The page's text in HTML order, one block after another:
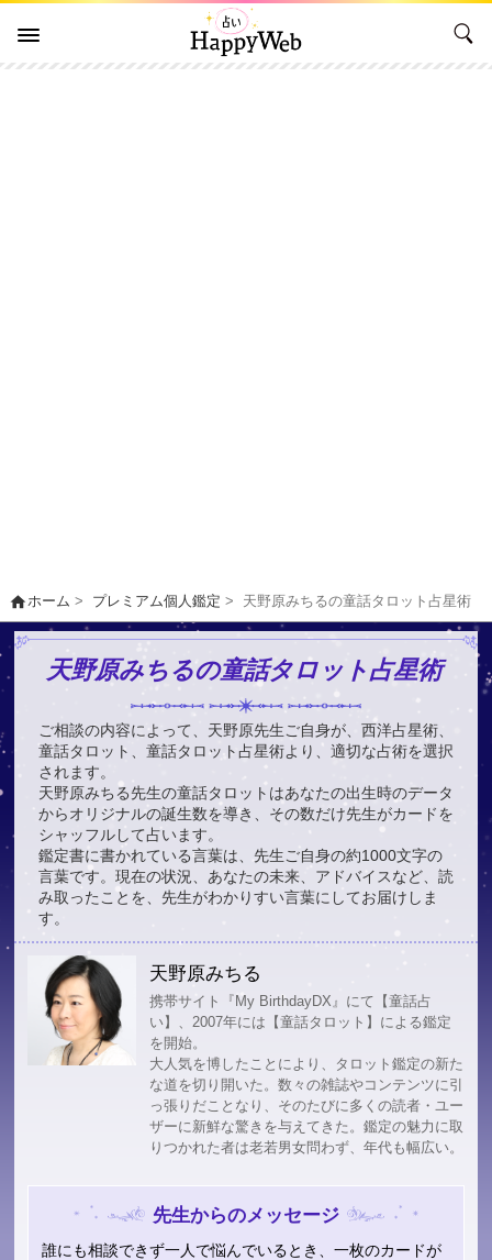
homeホーム > プレミアム個人鑑定 > 天野原みちるの童話タロット占星術
天野原みちるの童話タロット占星術
ご相談の内容によって、天野原先生ご自身が、西洋占星術、
童話タロット、童話タロット占星術より、適切な占術を選択
されます。
天野原みちる先生の童話タロットはあなたの出生時のデータ
からオリジナルの誕生数を導き、その数だけ先生がカードを
シャッフルして占います。
鑑定書に書かれている言葉は、先生ご自身の約1000文字の
言葉です。現在の状況、あなたの未来、アドバイスなど、読
み取ったことを、先生がわかりすい言葉にしてお届けしま
す。
天野原みちる
携帯サイト『My BirthdayDX』にて【童話占
い】、2007年には【童話タロット】による鑑定
を開始。
大人気を博したことにより、タロット鑑定の新た
な道を切り開いた。数々の雑誌やコンテンツに引
っ張りだことなり、そのたびに多くの読者・ユー
ザーに新鮮な驚きを与えてきた。鑑定の魅力に取
りつかれた者は老若男女問わず、年代も幅広い。
先生からのメッセージ
誰にも相談できず一人で悩んでいるとき、一枚のカードが